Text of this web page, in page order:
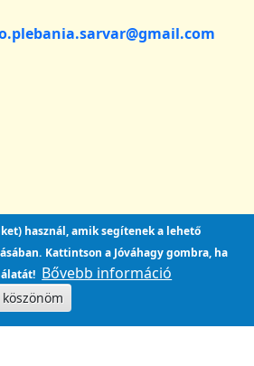
használ, amik segítenek a lehető
Kattintson a Jóváhagy gombra, ha
Bővebb információ